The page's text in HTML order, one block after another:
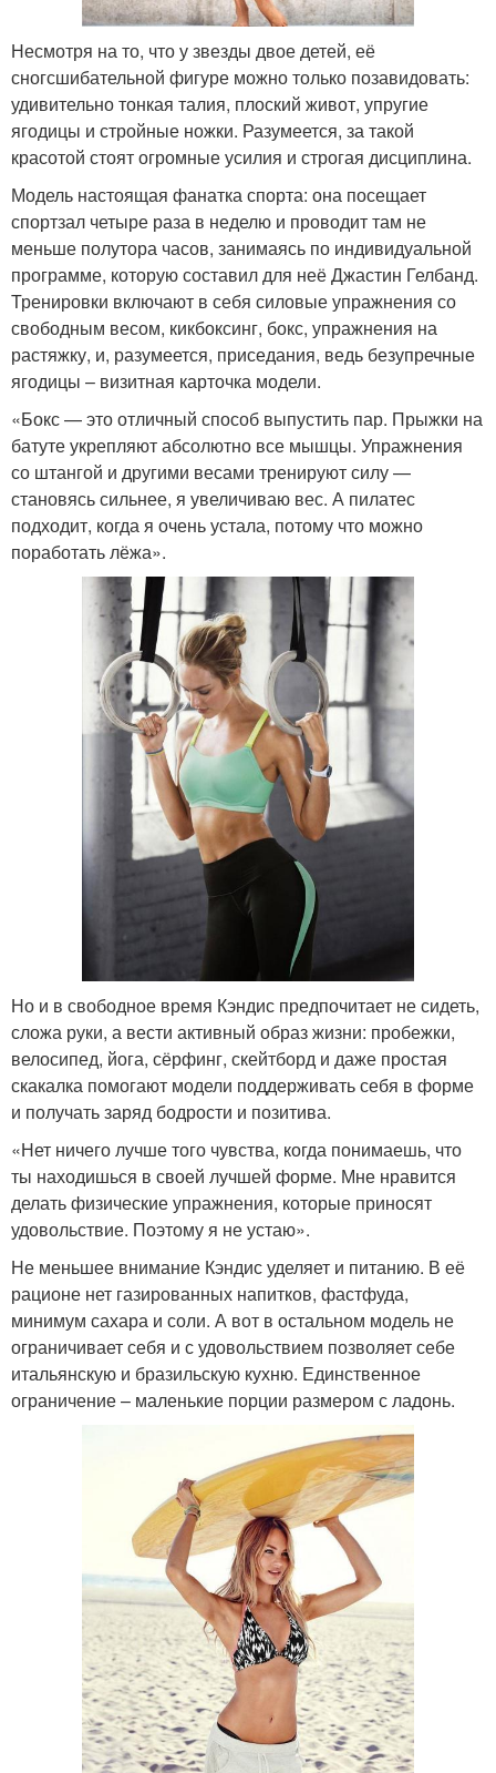
Несмотря на то, что у звезды двое детей, её
сногсшибательной фигуре можно только позавидовать:
удивительно тонкая талия, плоский живот, упругие
ягодицы и стройные ножки. Разумеется, за такой
красотой стоят огромные усилия и строгая дисциплина.
Модель настоящая фанатка спорта: она посещает
спортзал четыре раза в неделю и проводит там не
меньше полутора часов, занимаясь по индивидуальной
программе, которую составил для неё Джастин Гелбанд.
Тренировки включают в себя силовые упражнения со
свободным весом, кикбоксинг, бокс, упражнения на
растяжку, и, разумеется, приседания, ведь безупречные
ягодицы – визитная карточка модели.
«Бокс — это отличный способ выпустить пар. Прыжки на
батуте укрепляют абсолютно все мышцы. Упражнения
со штангой и другими весами тренируют силу —
становясь сильнее, я увеличиваю вес. А пилатес
подходит, когда я очень устала, потому что можно
поработать лёжа».
Но и в свободное время Кэндис предпочитает не сидеть,
сложа руки, а вести активный образ жизни: пробежки,
велосипед, йога, сёрфинг, скейтборд и даже простая
скакалка помогают модели поддерживать себя в форме
и получать заряд бодрости и позитива.
«Нет ничего лучше того чувства, когда понимаешь, что
ты находишься в своей лучшей форме. Мне нравится
делать физические упражнения, которые приносят
удовольствие. Поэтому я не устаю».
Не меньшее внимание Кэндис уделяет и питанию. В её
рационе нет газированных напитков, фастфуда,
минимум сахара и соли. А вот в остальном модель не
ограничивает себя и с удовольствием позволяет себе
итальянскую и бразильскую кухню. Единственное
ограничение – маленькие порции размером с ладонь.